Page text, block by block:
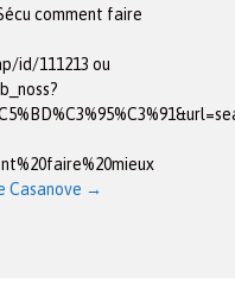
comment faire
id/111213 ou
Casanove →